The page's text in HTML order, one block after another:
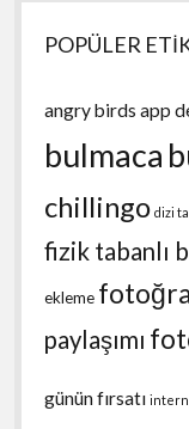
POPÜLER
angry birds app
bulmaca
chillingo dizi
fizik tabanlı
ekleme
paylaşımı
günün fırsatı